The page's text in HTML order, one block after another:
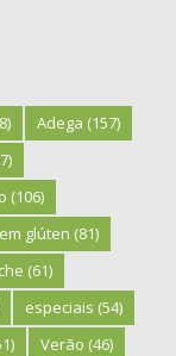
Adega (157)
(106)
glúten (81)
(61)
especiais (54)
Verão (46)